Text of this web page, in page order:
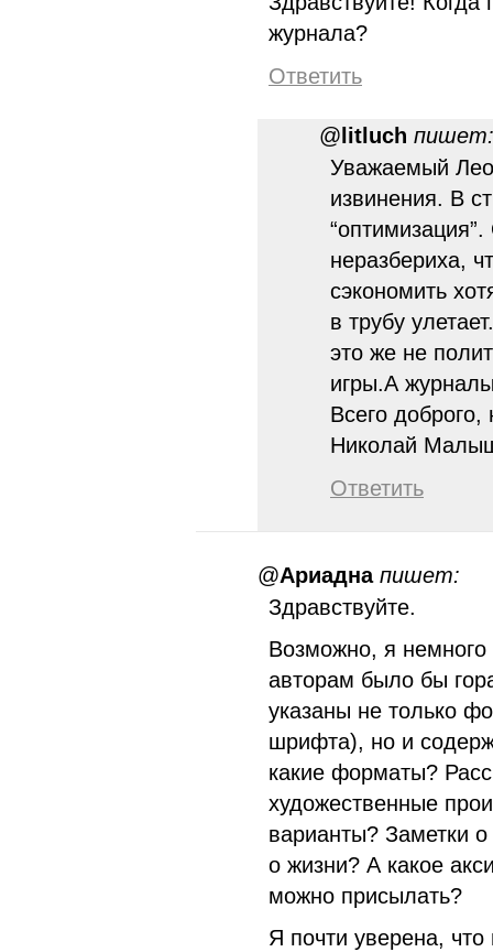
журнала?
Ответить
@ litluch пишет:
Уважаемый
извинения. В
неразбериха,
сэкономить
в трубу
это же не
игры.А
Всего
Николай
Ответить
@Ариадна пишет:
Здравствуйте.
Возможно, я
авторам было бы
указаны не только
шрифта), но и
какие форматы?
художественные
варианты? Заметки
о жизни? А какое
можно присылать?
Я почти уверена,